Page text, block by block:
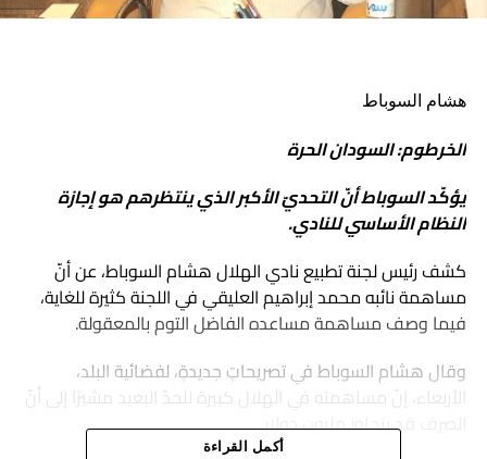
هشام السوباط
الخرطوم: السودان الحرة
يؤكّد السوباط أنّ التحديّ الأكبر الذي ينتظرهم هو إجازة
النظام الأساسي للنادي.
كشف رئيس لجنة تطبيع نادي الهلال هشام السوباط، عن أنّ
مساهمة نائبه محمد إبراهيم العليقي في اللجنة كثيرة للغاية،
فيما وصف مساهمة مساعده الفاضل التوم بالمعقولة.
وقال هشام السوباط في تصريحاتٍ جديدةٍ، لفضائية البلد،
الأربعاء، إنّ مساهمته في الهلال كبيرة للحدّ البعيد مشيرًا إلى أنّ
الصرف قد يتجاوز مليون دولار.
أكمل القراءة